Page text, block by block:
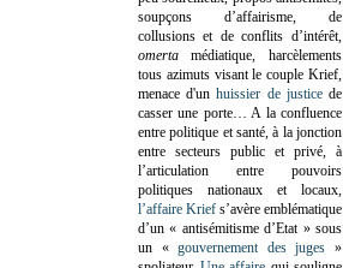
soupçons d’affairisme, de
collusions et de conflits d’intérêt,
omertamédiatique, harcèlements
tous azimuts visant le couple Krief,
menace d'unhuissier de justicede
casser une porte… A la confluence
entre politique et santé, à la jonction
entre secteurs public et privé, à
l’articulation entre pouvoirs
politiques nationaux et locaux,
l’affaire Krief s’avère emblématique
d’un « antisémitisme d’Etat » sous
un «gouvernement des juges »